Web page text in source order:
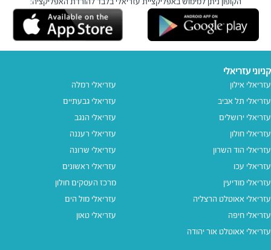
קניוני עזריאלי
עזריאלי אילון
עזריאלי תל אביב
עזריאלי ירושלים
עזריאלי חולון
עזריאלי הוד השרון
עזריאלי עכו
עזריאלי מודיעין
עזריאלי אאוטלט הרצליה
עזריאלי חיפה
עזריאלי אאוטלט אור יהודה
עזריאלי רמלה
עזריאלי גבעתיים
עזריאלי הנגב
עזריאלי רעננה
עזריאלי שרונה
עזריאלי ראשונים
מרכז העסקים חולון
עזריאלי מול הים
עזריאלי טאון